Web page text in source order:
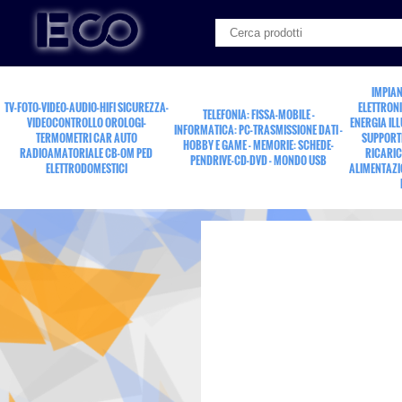
TV-FOTO-VIDEO-AUDIO-HIFI SICUREZZA-
VIDEOCONTROLLO OROLOGI-
TERMOMETRI CAR AUTO
RADIOAMATORIALE CB-OM PED
ELETTRODOMESTICI
TELEFONIA: FISSA-MOBILE -
INFORMATICA: PC-TRASMISSIONE DATI -
HOBBY E GAME - MEMORIE: SCHEDE-
PENDRIVE-CD-DVD - MONDO USB
ENERGIA
condensatore 1.8MF-